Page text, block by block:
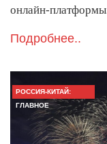
онлайн-
Подробнее..
РОССИЯ-КИТАЙ:
ГЛАВНОЕ